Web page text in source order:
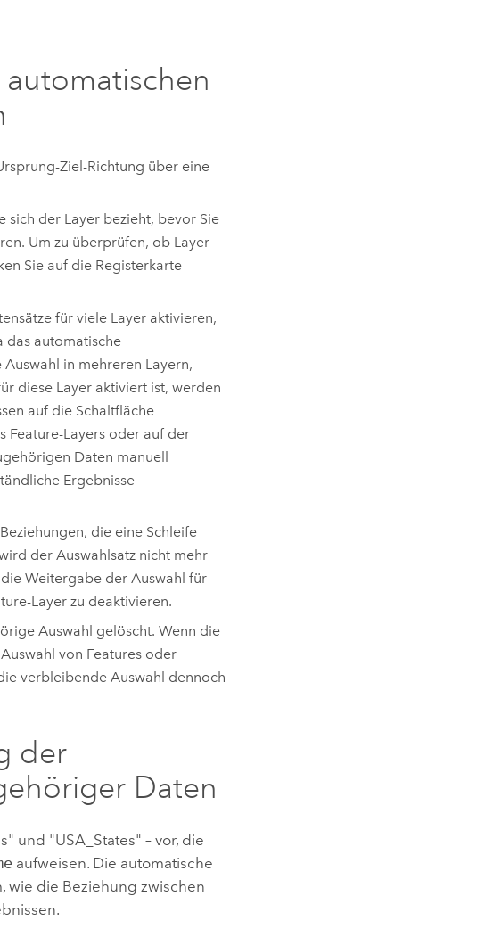
Ziel-Richtung über eine
sich der Layer bezieht, bevor Sie
Um zu überprüfen, ob Layer
Sie auf die Registerkarte
für viele Layer aktivieren,
das automatische
in mehreren Layern,
diese Layer aktiviert ist, werden
auf die Schaltfläche
Feature-Layers oder auf der
Daten manuell
Ergebnisse
die eine Schleife
der Auswahlsatz nicht mehr
Weitergabe der Auswahl für
Layer zu deaktivieren.
Auswahl gelöscht. Wenn die
von Features oder
verbleibende Auswahl dennoch
der
Daten
und "USA_States" – vor, die
aufweisen. Die automatische
wie die Beziehung zwischen